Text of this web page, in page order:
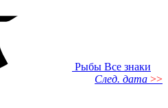
Рыбы Все знаки
След. дата >>